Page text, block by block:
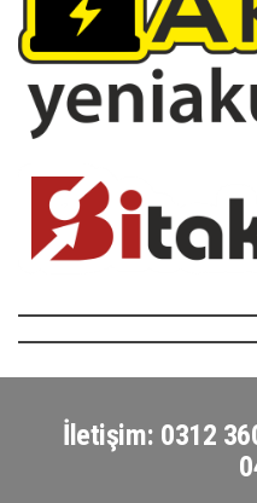
İletişim: 0312